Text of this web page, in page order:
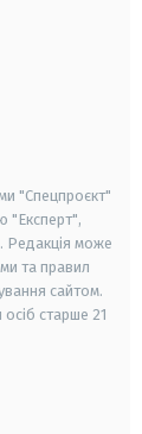
"Спецпроєкт"
"Експерт",
Редакція може
та правил
сайтом.
осіб старше 21